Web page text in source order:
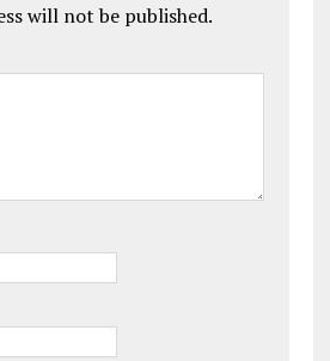
will not be published.